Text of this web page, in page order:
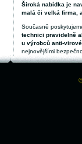
Široká nabídka je
malá či velká firma,
Současně
technici pravidelně
u výrobců anti-
nejnovějšími